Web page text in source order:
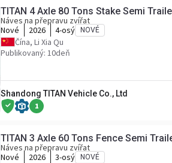
TITAN 4 Axle 80 Tons Stake Semi
Náves na přepravu zvířat
Nové
2026 4-osý NOVÉ
Čína, Li Xia Qu
Publikovaný: 10deň
Shandong TITAN Vehicle Co., Ltd
1
TITAN 3 Axle 60 Tons Fence Semi
Náves na přepravu zvířat
Nové
2026 3-osý NOVÉ